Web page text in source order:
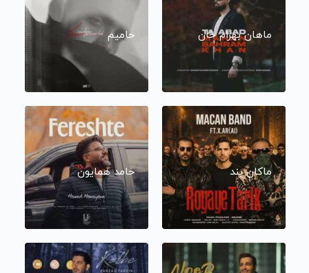
ماهان بهرام خان حامیم
ماکان بند حامد همایون